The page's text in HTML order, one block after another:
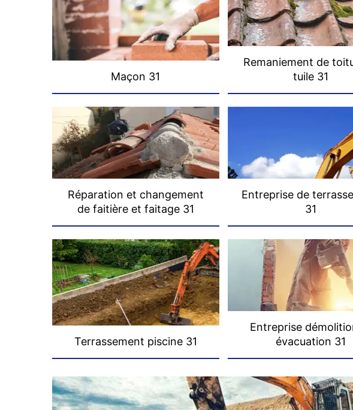
Maçon 31
Remaniement de
tuile 31
Réparation et changement
de faitière et faitage 31
Entreprise de
31
Terrassement piscine 31
Entreprise
évacuation 31